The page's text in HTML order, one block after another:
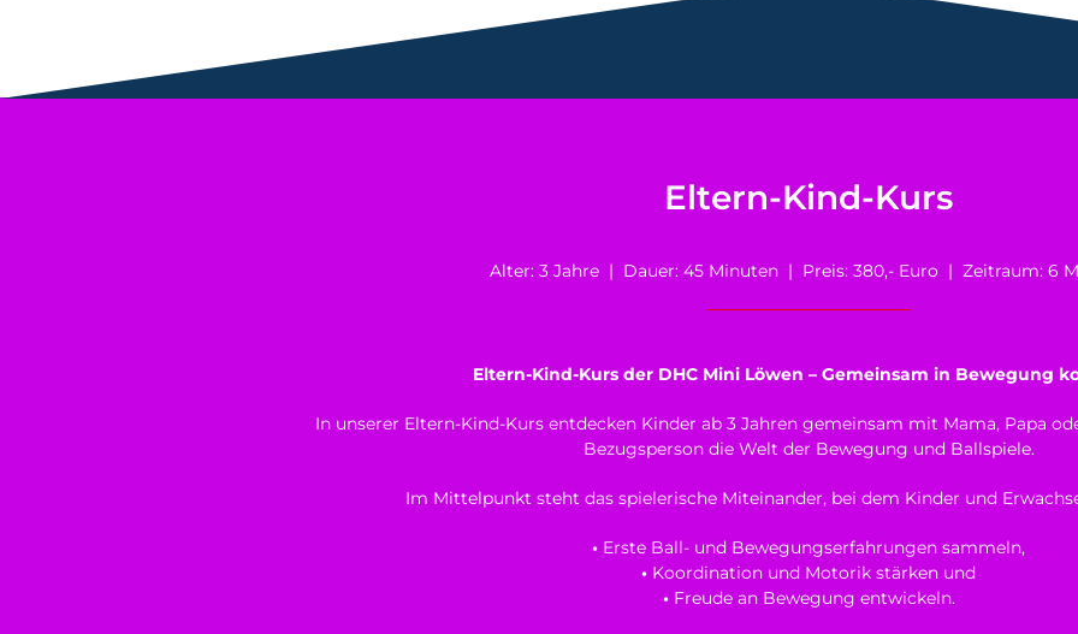
Eltern-Kind-Kurs
Alter: 3 Jahre | Dauer: 45 Minuten | Preis: 380,- Euro | Zeitraum: 6
Eltern-Kind-Kurs der DHC Mini Löwen – Gemeinsam in Bewegung
In unserer Eltern-Kind-Kurs entdecken Kinder ab 3 Jahren gemeinsam mit Mama, Papa
Bezugsperson die Welt der Bewegung und Ballspiele.
Im Mittelpunkt steht das spielerische Miteinander, bei dem Kinder und
• Erste Ball- und Bewegungserfahrungen sammeln,
• Koordination und Motorik stärken und
•Freude an Bewegung entwickeln.